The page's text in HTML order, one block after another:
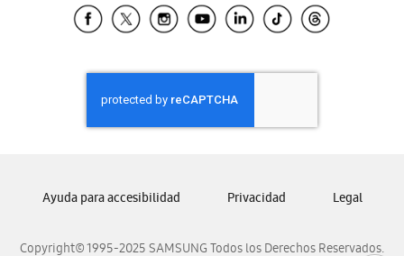
Samsung El Salvador
Samsung Honduras
Samsung Nicaragua
Samsung Panamá
Samsung Venezuela
Copyright© 1995-2025 SAMSUNG Todos los Derechos Reservados.
Ayuda para accesibilidad Privacidad Legal